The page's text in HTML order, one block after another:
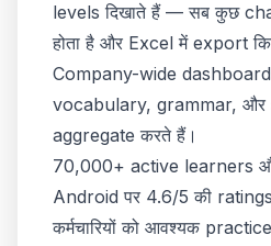
levels दिखाते हैं — सब कुछ
होता है और Excel में export
Company-wide
vocabulary, grammar, और
aggregate करते हैं।
70,000+ active learners
Android पर 4.6/5 की ratings
कर्मचारियों को आवश्यक